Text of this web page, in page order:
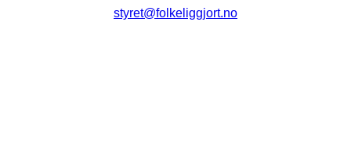
styret@folkeliggjort.no